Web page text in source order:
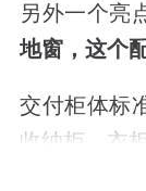
另外一个亮
地窗，这个
交付柜体标
收纳柜，衣
金件、家政